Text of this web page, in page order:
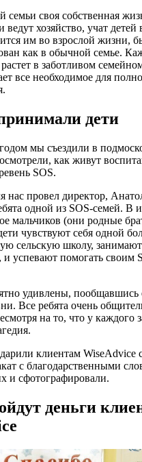
семьи своя собственная
ведут хозяйство, учат детей
им во взрослой жизни,
как в обычной семье.
в заботливом
все необходимое для
дети
мы съездили в
как живут
SOS.
нас провел директор,
одной из SOS-семей. В
мальчиков (они родные
чувствуют себя одной
сельскую школу,
успевают помогать своим
удивлены, пообщавшись
Все ребята очень
на то, что у каждого
клиентам WiseAdvice
с благодарственными
и сфотографировали.
деньги